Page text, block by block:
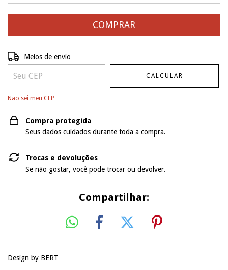
Entregas para o CEP:
Meios de envio
CALCULAR
Não sei meu CEP
Compra protegida
Seus dados cuidados durante toda a compra.
Trocas e devoluções
Se não gostar, você pode trocar ou devolver.
Compartilhar:
Design by BERT